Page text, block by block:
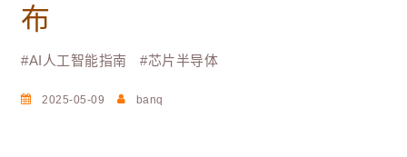
布
#AI人工智能指南 #芯片半导体
2025-05-09 banq